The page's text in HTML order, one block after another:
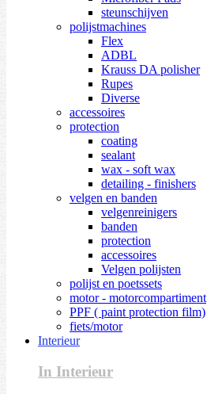
steunschijven
polijstmachines
Flex
ADBL
Krauss DA polisher
Rupes
Diverse
accessoires
protection
coating
sealant
wax - soft wax
detailing - finishers
velgen en banden
velgenreinigers
banden
protection
accessoires
Velgen polijsten
polijst en poetssets
motor - motorcompartiment
PPF ( paint protection film)
fiets/motor
Interieur
In Interieur